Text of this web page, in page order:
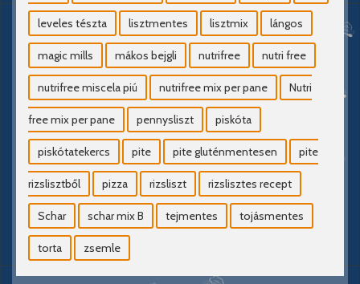
leveles tészta lisztmentes lisztmix lángos
magic mills mákos bejgli nutrifree nutri free
nutrifree miscela piú nutrifree mix per pane Nutri
free mix per pane pennysliszt piskóta
piskótatekercs pite pite gluténmentesen pite
rizslisztből pizza rizsliszt rizslisztes recept
Schar schar mix B tejmentes tojásmentes
torta zsemle